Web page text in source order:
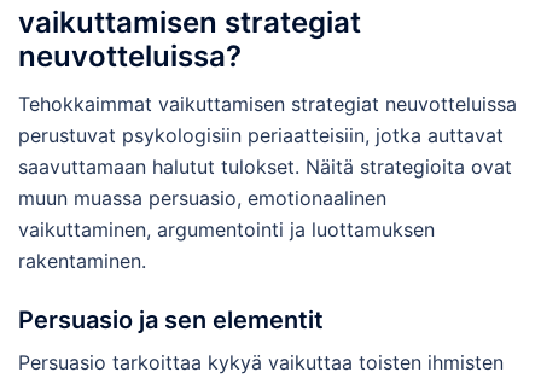
vaikuttamisen strategiat
neuvotteluissa?
Tehokkaimmat vaikuttamisen strategiat neuvotteluissa
perustuvat psykologisiin periaatteisiin, jotka auttavat
saavuttamaan halutut tulokset. Näitä strategioita ovat
muun muassa persuasio, emotionaalinen
vaikuttaminen, argumentointi ja luottamuksen
rakentaminen.
Persuasio ja sen elementit
Persuasio tarkoittaa kykyä vaikuttaa toisten ihmisten